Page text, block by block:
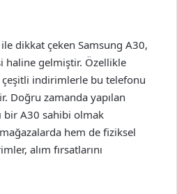
dikkat çeken Samsung A30,
haline gelmiştir. Özellikle
indirimlerle bu telefonu
Doğru zamanda yapılan
bir A30 sahibi olmak
hem de fiziksel
alım fırsatlarını